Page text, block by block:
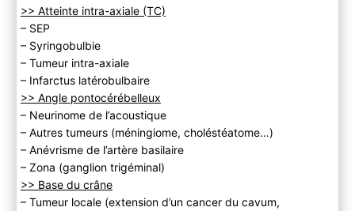
>> Atteinte intra-axiale (TC)
– SEP
– Syringobulbie
– Tumeur intra-axiale
– Infarctus latérobulbaire
>> Angle pontocérébelleux
– Neurinome de l’acoustique
– Autres tumeurs (méningiome, choléstéatome…)
– Anévrisme de l’artère basilaire
– Zona (ganglion trigéminal)
>> Base du crâne
– Tumeur locale (extension d’un cancer du cavum,